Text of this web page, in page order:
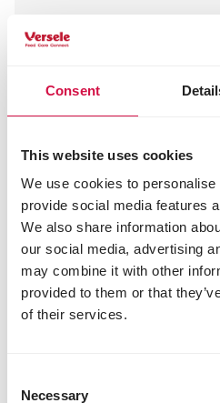
Consent
This website uses cookies
We use cookies to
provide social media features
We also share information
our social media, advertising
may combine it with other
provided to them or that
of their services.
Selection
Necessary